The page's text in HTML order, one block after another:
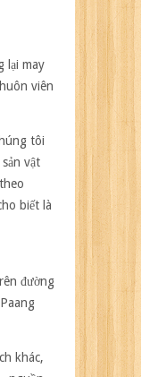
lại may
viên
tôi
vật
biết là
đường
khác,